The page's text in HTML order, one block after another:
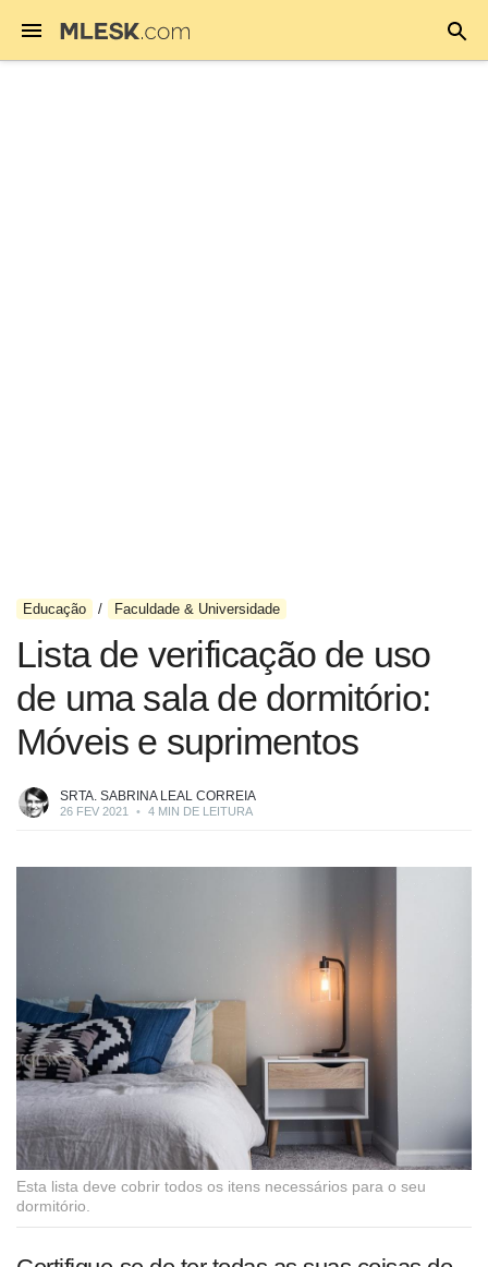
Educação Faculdade & Universidade
Lista de verificação de uso
de uma sala de dormitório:
Móveis e suprimentos
SRTA. SABRINA LEAL CORREIA
26 FEV 2021 • 4 MIN DE LEITURA
Esta lista deve cobrir todos os itens necessários para o seu
dormitório.